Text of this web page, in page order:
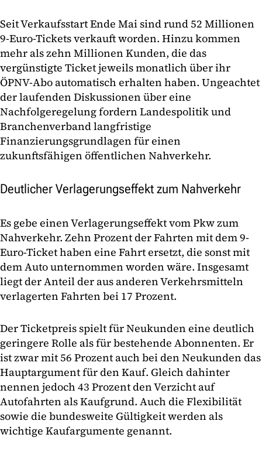
Seit Verkaufsstart Ende Mai sind rund 52 Millionen
9-Euro-Tickets verkauft worden. Hinzu kommen
mehr als zehn Millionen Kunden, die das
vergünstigte Ticket jeweils monatlich über ihr
ÖPNV-Abo automatisch erhalten haben. Ungeachtet
der laufenden Diskussionen über eine
Nachfolgeregelung fordern Landespolitik und
Branchenverband langfristige
Finanzierungsgrundlagen für einen
zukunftsfähigen öffentlichen Nahverkehr.
Deutlicher Verlagerungseffekt zum Nahverkehr
Es gebe einen Verlagerungseffekt vom Pkw zum
Nahverkehr. Zehn Prozent der Fahrten mit dem 9-
Euro-Ticket haben eine Fahrt ersetzt, die sonst mit
dem Auto unternommen worden wäre. Insgesamt
liegt der Anteil der aus anderen Verkehrsmitteln
verlagerten Fahrten bei 17 Prozent.
Der Ticketpreis spielt für Neukunden eine deutlich
geringere Rolle als für bestehende Abonnenten. Er
ist zwar mit 56 Prozent auch bei den Neukunden das
Hauptargument für den Kauf. Gleich dahinter
nennen jedoch 43 Prozent den Verzicht auf
Autofahrten als Kaufgrund. Auch die Flexibilität
sowie die bundesweite Gültigkeit werden als
wichtige Kaufargumente genannt.